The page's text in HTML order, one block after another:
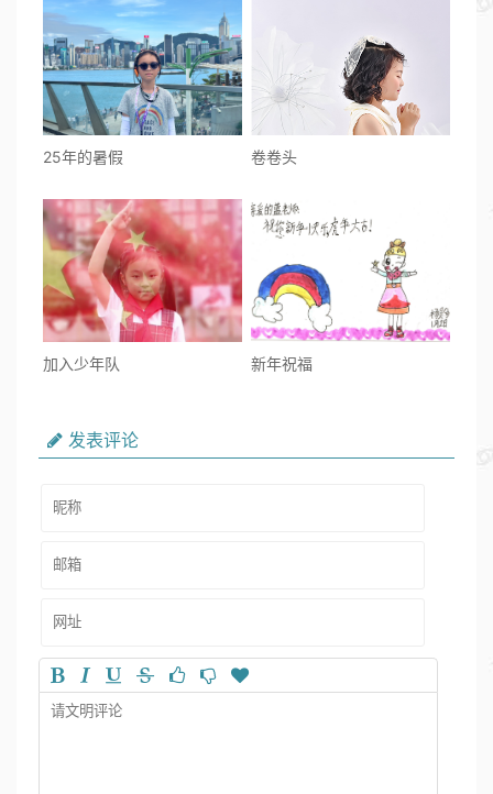
25年的暑假 卷卷头
加入少年队 新年祝福
发表评论